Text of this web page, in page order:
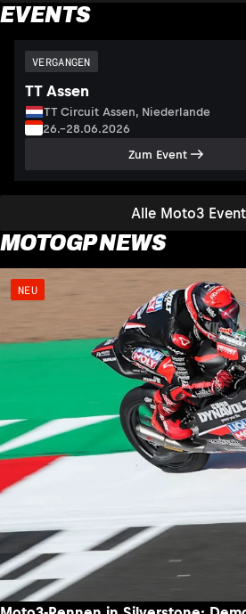
EVENTS
Alle Moto3
VERGANGEN
TT Assen
TT Circuit Assen, Niederlande
26.–28.06.2026
Zum Event
MOTOGP NEWS
NEU